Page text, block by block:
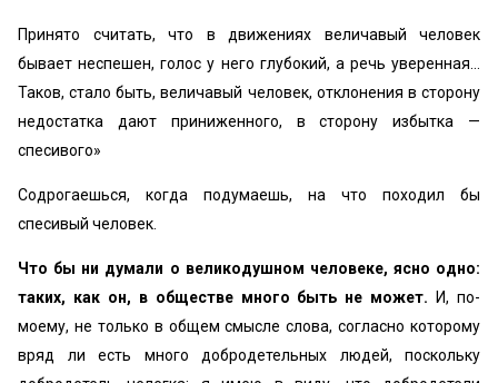
Принято считать, что в движениях величавый человек
бывает неспешен, голос у него глубокий, а речь уверенная…
Таков, стало быть, величавый человек, отклонения в сторону
недостатка дают приниженного, в сторону избытка —
спесивого»
Содрогаешься, когда подумаешь, на что походил бы
спесивый человек.
Что бы ни думали о великодушном человеке, ясно одно:
таких, как он, в обществе много быть не может.
И, по-
моему, не только в общем смысле слова, согласно которому
вряд ли есть много добродетельных людей, поскольку